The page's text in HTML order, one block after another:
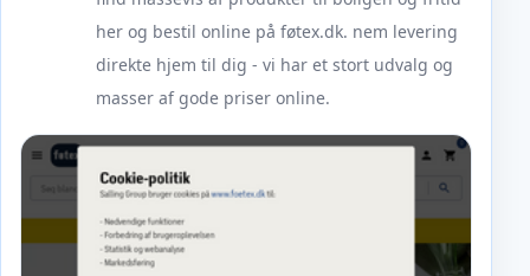
her og bestil online på føtex.dk. nem levering
direkte hjem til dig - vi har et stort udvalg og
masser af gode priser online.